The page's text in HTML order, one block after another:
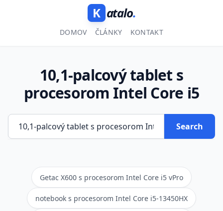
K atalo.
DOMOV ČLÁNKY KONTAKT
10,1-palcový tablet s
procesorom Intel Core i5
Search
Getac X600 s procesorom Intel Core i5 vPro
notebook s procesorom Intel Core i5-13450HX